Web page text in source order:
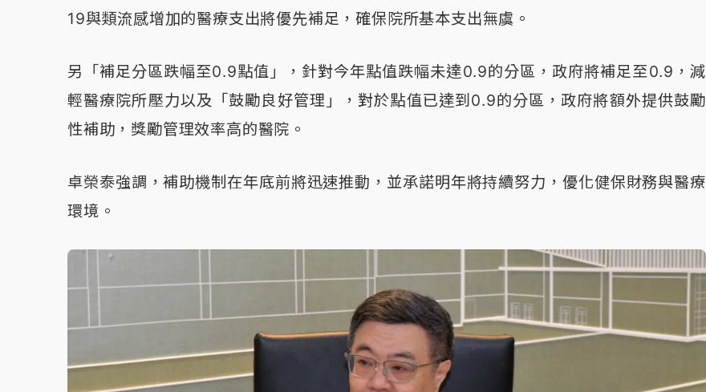
19與類流感增加的醫療支出將優先補足，確保院所基本支出無虞。
另「補足分區跌幅至0.9點值」，針對今年點值跌幅未達0.9的分區，政府將補足至0.9，減
輕醫療院所壓力以及「鼓勵良好管理」，對於點值已達到0.9的分區，政府將額外提供鼓勵
性補助，獎勵管理效率高的醫院。
卓榮泰強調，補助機制在年底前將迅速推動，並承諾明年將持續努力，優化健保財務與醫療
環境。